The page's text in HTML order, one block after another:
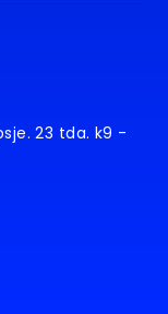
23 tda. k9 -